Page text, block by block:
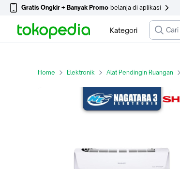
Gratis Ongkir + Banyak Promo belanja di aplikasi
Kategori
Home Elektronik Alat Pendingin Ruangan